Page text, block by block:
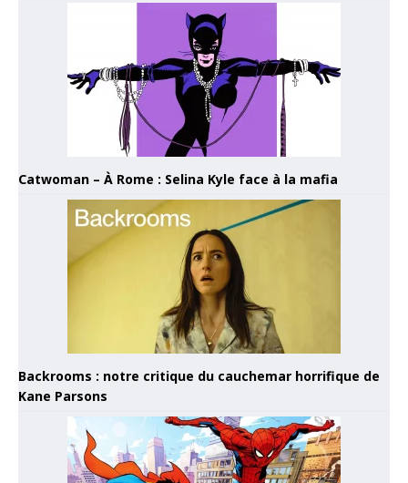
Catwoman – À Rome : Selina Kyle face à la mafia
Backrooms : notre critique du cauchemar horrifique de
Kane Parsons